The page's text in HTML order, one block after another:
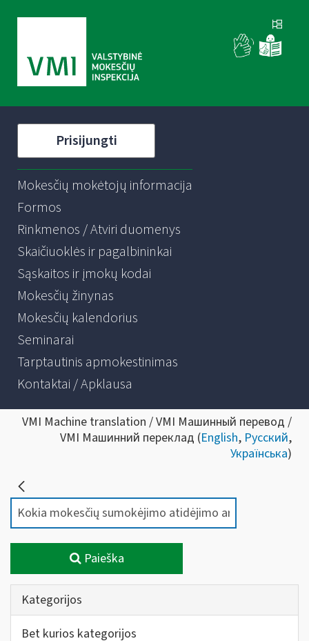
Prisijungti
Mokesčių mokėtojų informacija
Formos
Rinkmenos / Atviri duomenys
Skaičiuoklės ir pagalbininkai
Sąskaitos ir įmokų kodai
Mokesčių žinynas
Mokesčių kalendorius
Seminarai
Tarptautinis apmokestinimas
Kontaktai / Apklausa
VMI Machine translation / VMI Машинный перевод /
VMI Машинний переклад (English, Русский,
Українська)
Paieška
Kategorijos
Bet kurios kategorijos